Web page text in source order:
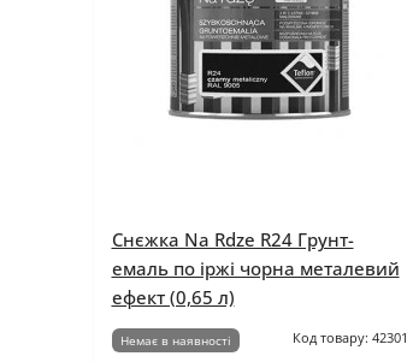
Снєжка Na Rdze R24 Грунт-
емаль по іржі чорна металевий
ефект (0,65 л)
Немає в наявності Код товару: 42301